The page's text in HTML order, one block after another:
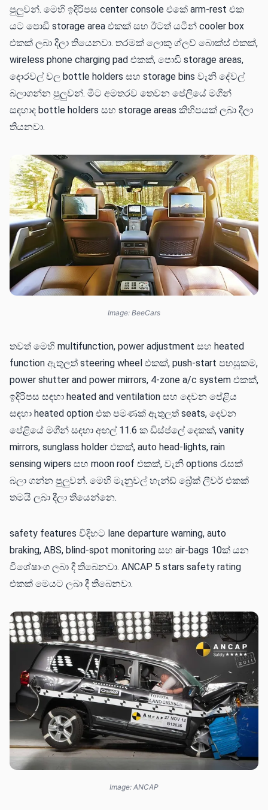
පුලුවන්. මෙහි ඉදිරිපස center console එකේ arm-rest එක
යට පොඩි storage area එකක් සහ ඊටත් යටින් cooler box
එකක් ලබා දීලා තියෙනවා. තරමක් ලොකු ග්ලව් බොක්ස් එකක්,
wireless phone charging pad එකක්, පොඩි storage areas,
දොරවල් වල bottle holders සහ storage bins වැනි දේවල්
බලාගන්න පුලුවන්. මීට අමතරව තෙවන පේලියේ මගීන්
සඳහාද bottle holders සහ storage areas කිහිපයක් ලබා දීලා
තියනවා.
Image: BeeCars
තවත් මෙහි multifunction, power adjustment සහ heated
function ඇතුලත් steering wheel එකක්, push-start පහසුකම,
power shutter and power mirrors, 4-zone a/c system එකක්,
ඉදිරිපස සඳහා heated and ventilation සහ දෙවන පේළිය
සඳහා heated option එක පමණක් ඇතුලත් seats, දෙවන
පේළියේ මගීන් සඳහා අඟල් 11.6 ක ඩිස්ප්ලේ දෙකක්, vanity
mirrors, sunglass holder එකක්, auto head-lights, rain
sensing wipers සහ moon roof එකක්, වැනි options රැසක්
බලා ගන්න පුලුවන්. මෙහි මැනුවල් හැන්ඩ් බ්‍රේක් ලීවර් එකක්
තමයි ලබා දීලා තියෙන්නෙ.
safety features විදිහට lane departure warning, auto
braking, ABS, blind-spot monitoring සහ air-bags 10ක් යන
විශේෂාංග ලබා දී තිබෙනවා. ANCAP 5 stars safety rating
එකක් මෙයට ලබා දී තිබෙනවා.
Image: ANCAP